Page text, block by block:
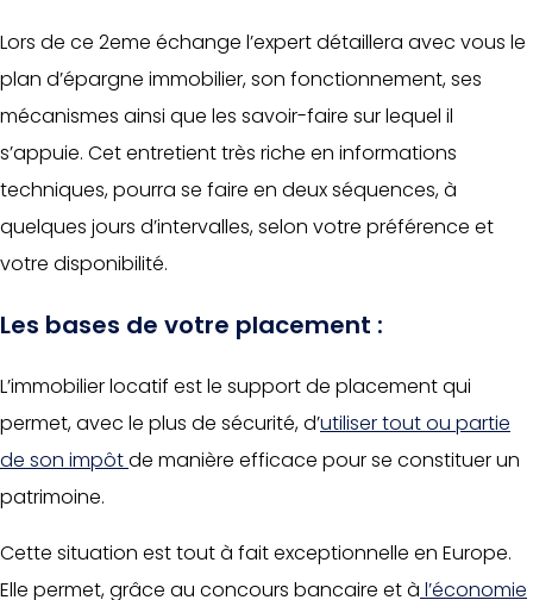
Lors de ce 2eme échange l’expert détaillera avec vous le
plan d’épargne immobilier, son fonctionnement, ses
mécanismes ainsi que les savoir-faire sur lequel il
s’appuie. Cet entretient très riche en informations
techniques, pourra se faire en deux séquences, à
quelques jours d’intervalles, selon votre préférence et
votre disponibilité.
Les bases de votre placement :
L’immobilier locatif est le support de placement qui
permet, avec le plus de sécurité, d’utiliser tout ou partie
de son impôtde manière efficace pour se constituer un
patrimoine.
Cette situation est tout à fait exceptionnelle en Europe.
Elle permet, grâce au concours bancaire et à l’économie